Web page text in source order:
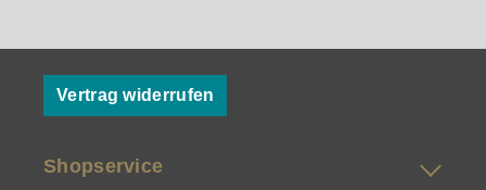
Vertrag widerrufen
Shopservice